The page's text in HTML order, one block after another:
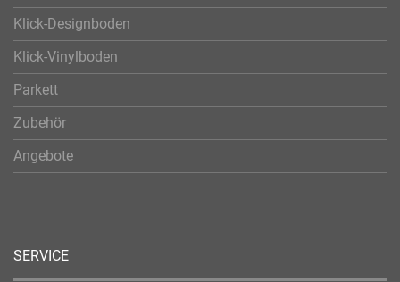
Klick-Designboden
Klick-Vinylboden
Parkett
Zubehör
Angebote
SERVICE